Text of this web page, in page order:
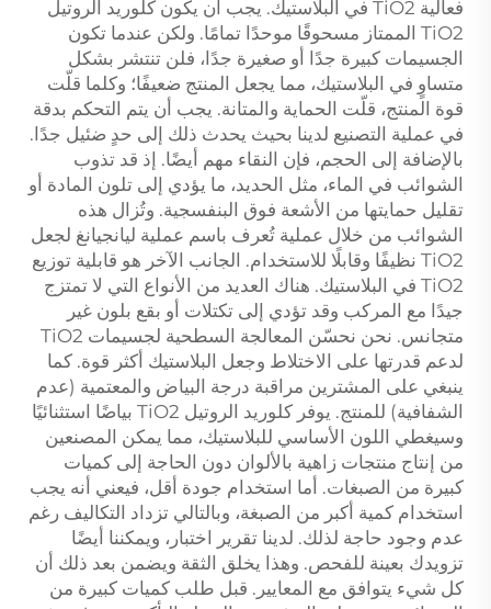
فعالية TiO2 في البلاستيك. يجب أن يكون كلوريد الروتيل
TiO2 الممتاز مسحوقًا موحدًا تمامًا. ولكن عندما تكون
الجسيمات كبيرة جدًا أو صغيرة جدًا، فلن تنتشر بشكل
متساوٍ في البلاستيك، مما يجعل المنتج ضعيفًا؛ وكلما قلّت
قوة المنتج، قلّت الحماية والمتانة. يجب أن يتم التحكم بدقة
في عملية التصنيع لدينا بحيث يحدث ذلك إلى حدٍ ضئيل جدًا.
بالإضافة إلى الحجم، فإن النقاء مهم أيضًا. إذ قد تذوب
الشوائب في الماء، مثل الحديد، ما يؤدي إلى تلون المادة أو
تقليل حمايتها من الأشعة فوق البنفسجية. وتُزال هذه
الشوائب من خلال عملية تُعرف باسم عملية ليانجيانغ لجعل
TiO2 نظيفًا وقابلًا للاستخدام. الجانب الآخر هو قابلية توزيع
TiO2 في البلاستيك. هناك العديد من الأنواع التي لا تمتزج
جيدًا مع المركب وقد تؤدي إلى تكتلات أو بقع بلون غير
متجانس. نحن نحسّن المعالجة السطحية لجسيمات TiO2
لدعم قدرتها على الاختلاط وجعل البلاستيك أكثر قوة. كما
ينبغي على المشترين مراقبة درجة البياض والمعتمية (عدم
الشفافية) للمنتج. يوفر كلوريد الروتيل TiO2 بياضًا استثنائيًا
وسيغطي اللون الأساسي للبلاستيك، مما يمكن المصنعين
من إنتاج منتجات زاهية بالألوان دون الحاجة إلى كميات
كبيرة من الصبغات. أما استخدام جودة أقل، فيعني أنه يجب
استخدام كمية أكبر من الصبغة، وبالتالي تزداد التكاليف رغم
عدم وجود حاجة لذلك. لدينا تقرير اختبار، ويمكننا أيضًا
تزويدك بعينة للفحص. وهذا يخلق الثقة ويضمن بعد ذلك أن
كل شيء يتوافق مع المعايير. قبل طلب كميات كبيرة من